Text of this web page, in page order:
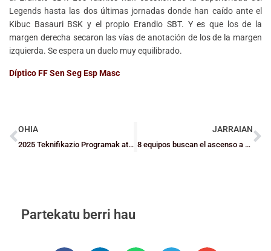
Legends hasta las dos últimas jornadas donde han caído ante el
Kibuc Basauri BSK y el propio Erandio SBT. Y es que los de la
margen derecha secaron las vías de anotación de los de la margen
izquierda. Se espera un duelo muy equilibrado.
Díptico FF Sen Seg Esp Masc
OHIA
2025 Teknifikazio Programak ateak itxiko ditu igande honetan
JARRAIAN
8 equipos buscan el ascenso a Nacional en las Fases Finales de Senior Especial
Partekatu berri hau